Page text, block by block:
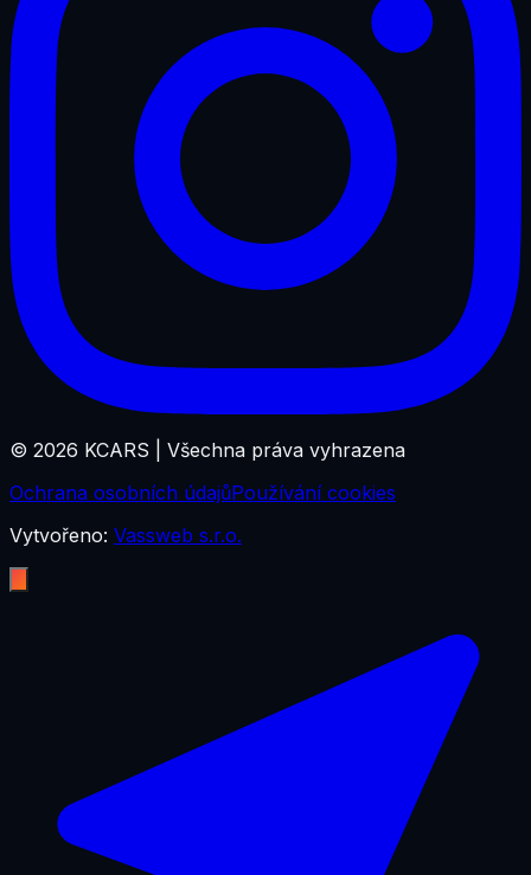
© 2026 KCARS | Všechna práva vyhrazena
Ochrana osobních údajůPoužívání cookies
Vytvořeno: Vassweb s.r.o.